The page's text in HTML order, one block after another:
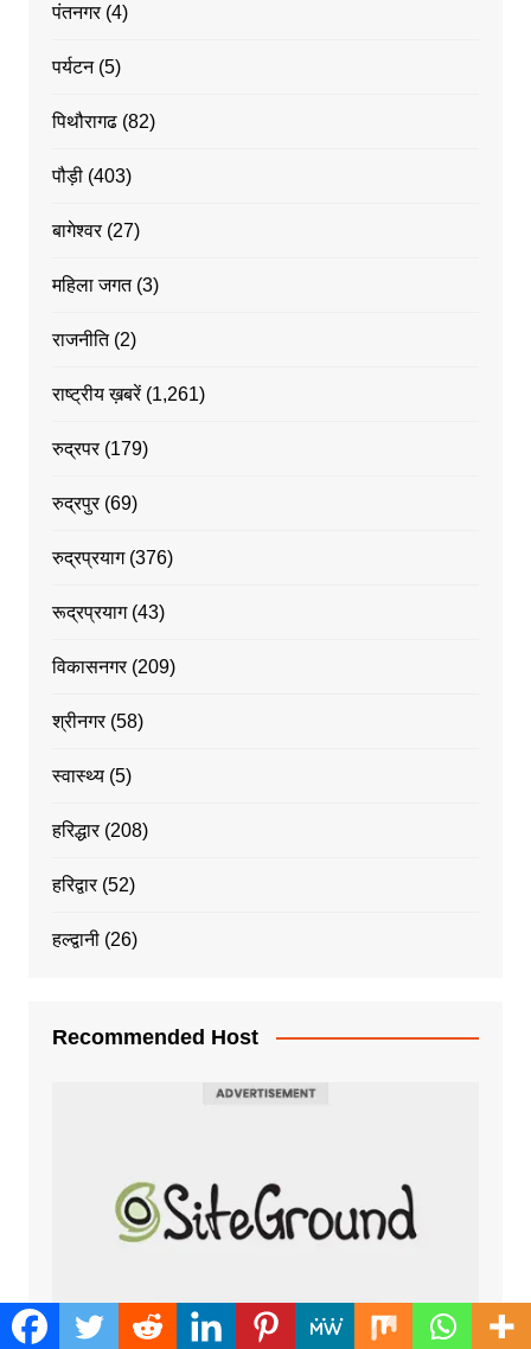
पंतनगर(4)
पर्यटन(5)
पिथौरागढ(82)
पौड़ी(403)
बागेश्वर(27)
महिला जगत(3)
राजनीति(2)
राष्ट्रीय ख़बरें(1,261)
रुद्रपर(179)
रुद्रपुर(69)
रुद्रप्रयाग(376)
रूद्रप्रयाग(43)
विकासनगर(209)
श्रीनगर(58)
स्वास्थ्य(5)
हरिद्धार(208)
हरिद्वार(52)
हल्द्वानी(26)
Recommended Host